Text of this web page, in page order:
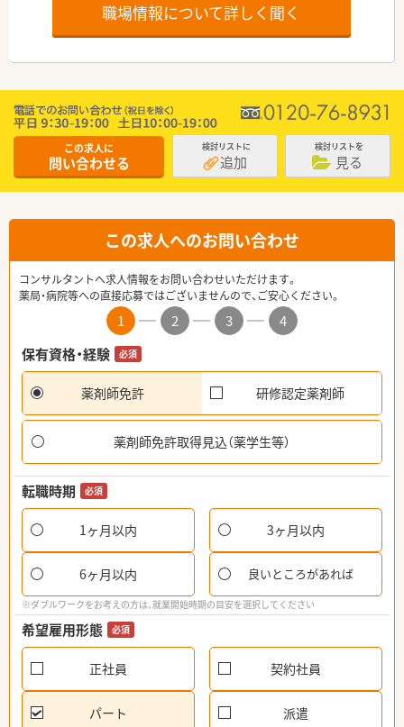
職場情報について詳しく聞く
この求人に
問い合わせる
検討リストに
追加
検討リストを
見る
この求人へのお問い合わせ
コンサルタントへ求人情報をお問い合わせいただけます。
薬局・病院等への直接応募ではございませんので、ご安心ください。
1 2 3
4
保有資格・経験
必須
薬剤師免許 研修認定薬剤師
薬剤師免許取得見込（薬学生等）
転職時期 必須
1ヶ月以内 3ヶ月以内
6ヶ月以内 良いところがあれば
※ダブルワークをお考えの方は、就業開始時期の目安を選択してください
希望雇用形態 必須
正社員 契約社員
パート 派遣